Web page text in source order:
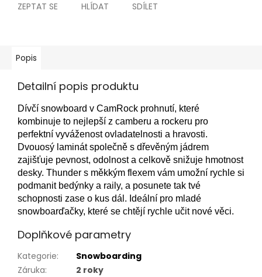
ZEPTAT SE HLÍDAT SDÍLET
Popis
Detailní popis produktu
Dívčí snowboard v CamRock prohnutí, které
kombinuje to nejlepší z camberu a rockeru pro
perfektní vyváženost ovladatelnosti a hravosti.
Dvouosý laminát společně s dřevěným jádrem
zajišťuje pevnost, odolnost a celkově snižuje hmotnost
desky. Thunder s měkkým flexem vám umožní rychle si
podmanit bedýnky a raily, a posunete tak tvé
schopnosti zase o kus dál. Ideální pro mladé
snowboarďačky, které se chtějí rychle učit nové věci.
Doplňkové parametry
Kategorie:
Snowboarding
Záruka:
2 roky